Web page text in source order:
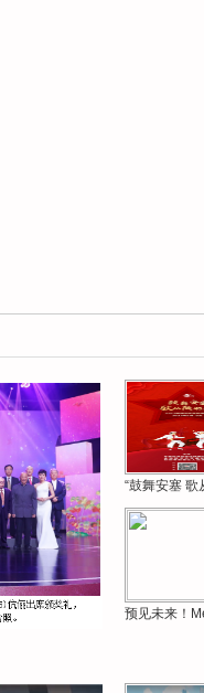
“鼓舞安塞 歌
预见未来！